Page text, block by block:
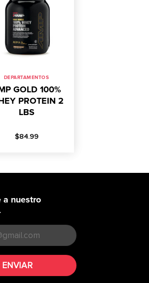
DEPARTAMENTOS
GOLD 100%
PROTEIN 2
LBS
$84.99
a nuestro